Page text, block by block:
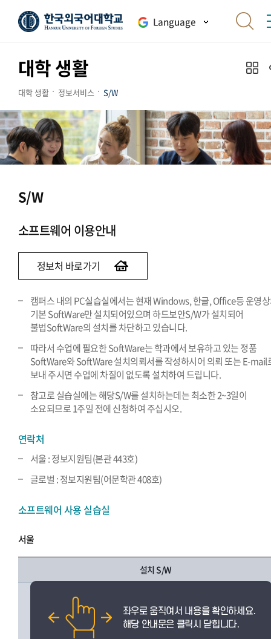
Language
대학 생활
대학 생활 정보서비스 S/W
S/W
소프트웨어 이용안내
정보처 바로가기
캠퍼스 내의 PC실습실에서는 현재 Windows, 한글, Office등 운영
기본 SoftWare만 설치되어있으며 하드보안S/W가 설치되어
불법SoftWare의 설치를 차단하고 있습니다.
따라서 수업에 필요한 SoftWare는 학과에서 보유하고 있는 정품
SoftWare와 SoftWare 설치의뢰서를 작성하시어 의뢰 또는 E-mail
보내 주시면 수업에 차질이 없도록 설치하여 드립니다.
참고로 실습실에는 해당S/W를 설치하는데는 최소한 2~3일이
소요되므로 1주일 전에 신청하여 주십시오.
연락처
서울 : 정보지원팀(본관 443호)
글로벌 : 정보지원팀(어문학관 408호)
소프트웨어 사용 실습실
서울
설치 S/W
IBM SPSS Statistics